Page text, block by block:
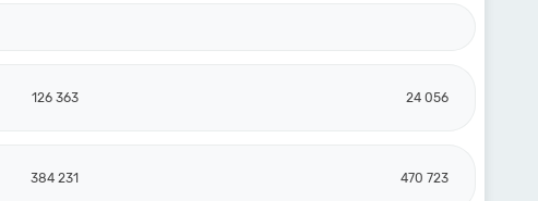
126 363 24 056
384 231 470 723